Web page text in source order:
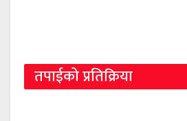
तपाईको प्रतिक्रिया